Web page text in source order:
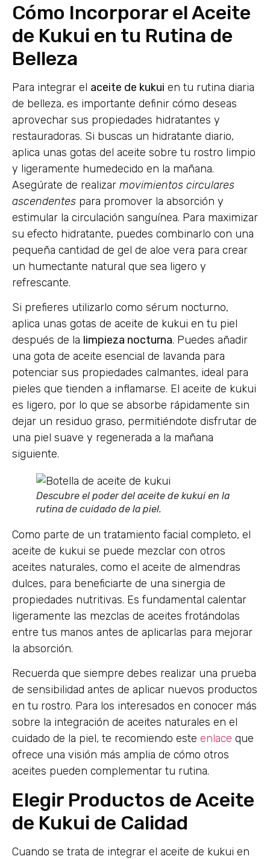
Cómo Incorporar el Aceite
de Kukui en tu Rutina de
Belleza
Para integrar el aceite de kukui en tu rutina diaria
de belleza, es importante definir cómo deseas
aprovechar sus propiedades hidratantes y
restauradoras. Si buscas un hidratante diario,
aplica unas gotas del aceite sobre tu rostro limpio
y ligeramente humedecido en la mañana.
Asegúrate de realizar movimientos circulares
ascendentes para promover la absorción y
estimular la circulación sanguínea. Para maximizar
su efecto hidratante, puedes combinarlo con una
pequeña cantidad de gel de aloe vera para crear
un humectante natural que sea ligero y
refrescante.
Si prefieres utilizarlo como sérum nocturno,
aplica unas gotas de aceite de kukui en tu piel
después de la limpieza nocturna. Puedes añadir
una gota de aceite esencial de lavanda para
potenciar sus propiedades calmantes, ideal para
pieles que tienden a inflamarse. El aceite de kukui
es ligero, por lo que se absorbe rápidamente sin
dejar un residuo graso, permitiéndote disfrutar de
una piel suave y regenerada a la mañana
siguiente.
Descubre el poder del aceite de kukui en la
rutina de cuidado de la piel.
Como parte de un tratamiento facial completo, el
aceite de kukui se puede mezclar con otros
aceites naturales, como el aceite de almendras
dulces, para beneficiarte de una sinergia de
propiedades nutritivas. Es fundamental calentar
ligeramente las mezclas de aceites frotándolas
entre tus manos antes de aplicarlas para mejorar
la absorción.
Recuerda que siempre debes realizar una prueba
de sensibilidad antes de aplicar nuevos productos
en tu rostro. Para los interesados en conocer más
sobre la integración de aceites naturales en el
cuidado de la piel, te recomiendo este enlace que
ofrece una visión más amplia de cómo otros
aceites pueden complementar tu rutina.
Elegir Productos de Aceite
de Kukui de Calidad
Cuando se trata de integrar el aceite de kukui en